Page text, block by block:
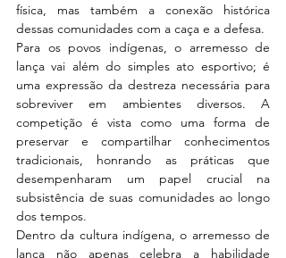
física, mas também a conexão histórica
dessas comunidades com a caça e a defesa.
Para os povos indígenas, o arremesso de
lança vai além do simples ato esportivo; é
uma expressão da destreza necessária para
sobreviver em ambientes diversos. A
competição é vista como uma forma de
preservar e compartilhar conhecimentos
tradicionais, honrando as práticas que
desempenharam um papel crucial na
subsistência de suas comunidades ao longo
dos tempos.
Dentro da cultura indígena, o arremesso de
lança não apenas celebra a habilidade